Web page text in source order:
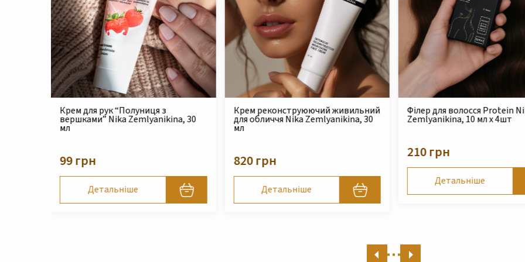
Крем реконструюючий живильний
для обличчя Nika Zemlyanikina, 30
мл
820 грн
Детальніше
Філер для волосся Protein Nika
Zemlyanikina, 10 мл x 4шт
210 грн
Детальніше
Безсульфатний
шампунь для сухого та
пошкодженого волосся Nika
490 грн
Детальніше